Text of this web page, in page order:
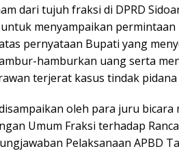
dari tujuh fraksi di DPRD
menyampaikan
pernyataan Bupati yang
hamburkan uang serta
terjerat kasus tindak
oleh para juru bicara
Umum Fraksi terhadap
Pelaksanaan APBD